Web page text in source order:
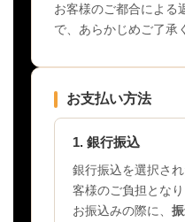
お客様のご都合による
で、あらかじめご了承
お支払い方法
1. 銀行振込
銀行振込を選択さ
客様のご負担となり
お振込みの際に、